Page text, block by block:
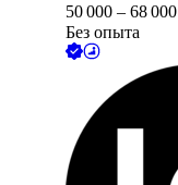
50 000 – 68 000
Без опыта